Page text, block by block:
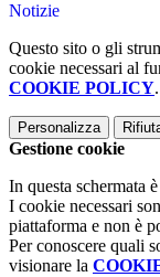
Notizie
Questo sito o gli
cookie necessari al
COOKIE POLICY.
Personalizza
Gestione cookie
In questa schermata
I cookie necessari
piattaforma e non è
Per conoscere quali
visionare la